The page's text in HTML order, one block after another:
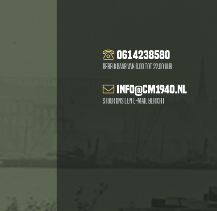
0614238580
Bereikbaar van 8.00 tot 22.00 uur
info@cm1940.nl
Stuur ons een e-mail bericht